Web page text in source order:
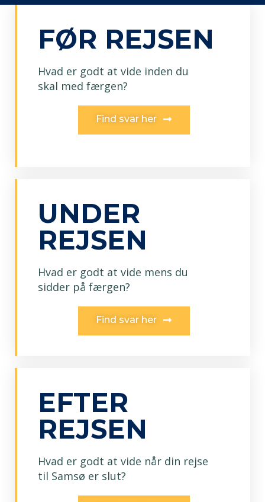
FØR REJSEN
Hvad er godt at vide inden du
skal med færgen?
Find svar her
UNDER
REJSEN
Hvad er godt at vide mens du
sidder på færgen?
Find svar her
EFTER
REJSEN
Hvad er godt at vide når din rejse
til Samsø er slut?